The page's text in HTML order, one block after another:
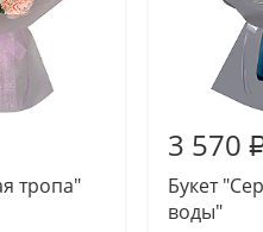
тропа"
3 570
Букет
воды"